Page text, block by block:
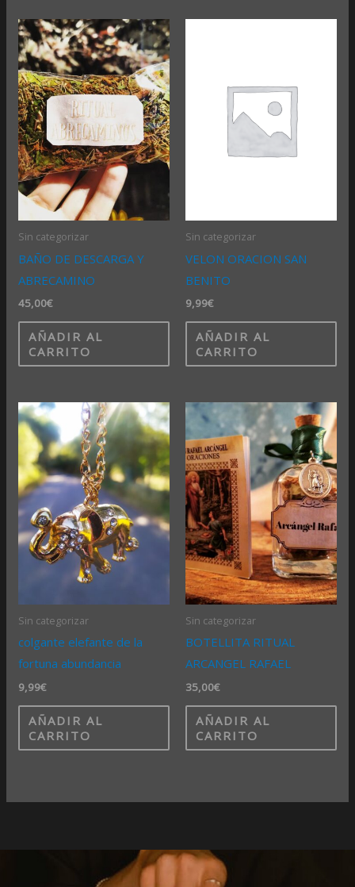
Sin categorizar
BAÑO DE DESCARGA Y
ABRECAMINO
45,00€
AÑADIR AL
CARRITO
Sin categorizar
VELON ORACION SAN
BENITO
9,99€
AÑADIR AL
CARRITO
Sin categorizar
colgante elefante de la
fortuna abundancia
9,99€
AÑADIR AL
CARRITO
Sin categorizar
BOTELLITA RITUAL
ARCANGEL RAFAEL
35,00€
AÑADIR AL
CARRITO